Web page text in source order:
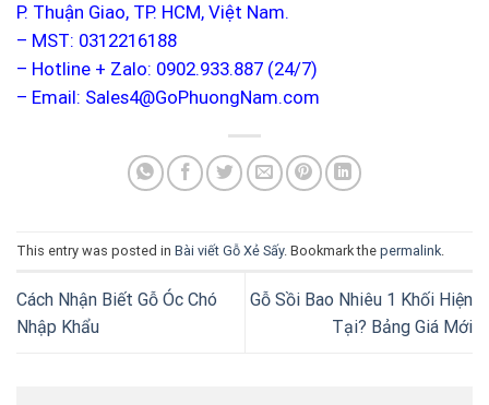
P. Thuận Giao, TP. HCM, Việt Nam.
– MST: 0312216188
– Hotline + Zalo: 0902.933.887 (24/7)
– Email: Sales4@GoPhuongNam.com
This entry was posted in Bài viết Gỗ Xẻ Sấy. Bookmark the permalink
Cách Nhận Biết Gỗ Óc Chó
Nhập Khẩu
Gỗ Sồi Bao Nhiêu 1 Khối Hiện
Tại? Bảng Giá Mới